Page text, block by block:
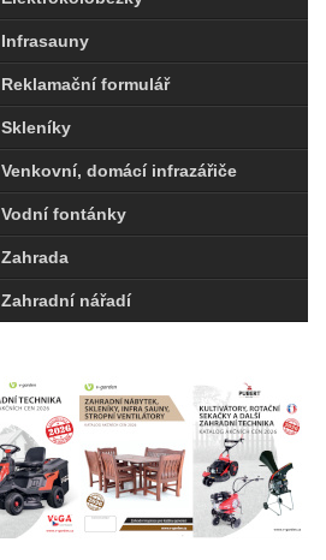
Infrasauny
Reklamační formulář
Skleníky
Venkovní, domácí infrazářiče
Vodní fontánky
Zahrada
Zahradní nářadí